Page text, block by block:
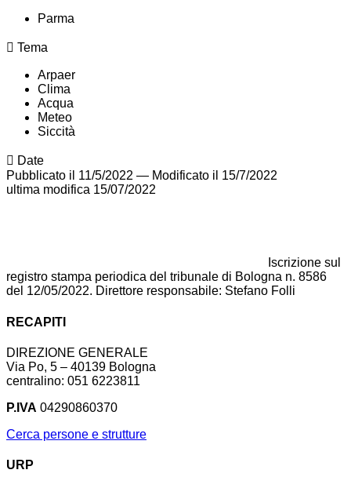
Parma
Tema
Arpaer
Clima
Acqua
Meteo
Siccità
Date
Pubblicato il 11/5/2022 — Modificato il 15/7/2022
ultima modifica 15/07/2022
Iscrizione sul
registro stampa periodica del tribunale di Bologna n. 8586
del 12/05/2022. Direttore responsabile: Stefano Folli
RECAPITI
DIREZIONE GENERALE
Via Po, 5 – 40139 Bologna
centralino: 051 6223811
P.IVA 04290860370
Cerca persone e strutture
URP